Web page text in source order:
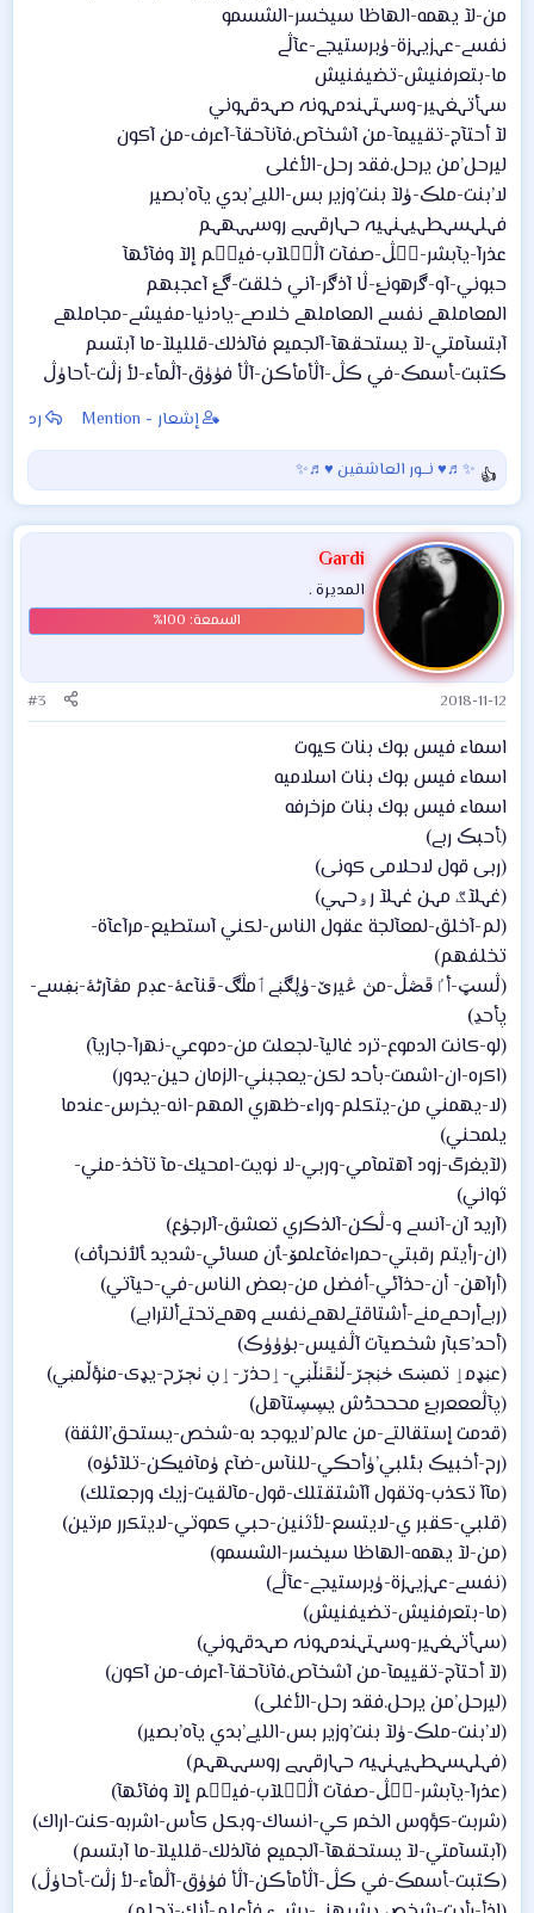
من-لآ يهمه-الهاظا سيخسر-الشسمو
نفسے-عہزيہزة-ۈبرستيجے-عآڷے
ما-بتعرفنيش-تضيفنيش
سہأتہغہير-وسہتہندمہونہ صہدقہوني
لآ أحتآج-تقييمآ-من آشخآص.فآنآحقآ-آعرف-من آكون
ليرحل’من يرحل.فقد رحل-الأغلى
لا’بنت-ملڪ-ۈلآ بنت’وزير بس-الليے’بدي يآه’بصير
فہلہسہطہيہنہيہ حہارقہہے روسہہھہم
عذرآ-يآبشر-ڪۧڷ-صفآت آڷڪۧلآب-فيڪۧم إلآ وفآئهآ
حبوني-آو-ڰرهونۓ-ڷا آذڰر-آني خلقت-ڰۓ آعجبهم
المعاملهے نفسے المعاملهے خلاصے-يادنيا-مفيشے-مجاملهے
آبتسآمتي-لآ يستحقهآ-آلجميع فآلذلك-قلليلآ-ما آبتسم
ڪتبت-ﺄسمڪ-في ڪڷ-آڷأمأڪن-آڷأ فۈۈق-آڷمأء-لأ زڷت-ﺄحاۈڷ
إشعار - Mention رد
ا
ل
ت
ف
ا
ع
ل
ا
ت
:
✨♬♥ نـــور العاشقين ♥♬✨
Gardi
المديرة .
2018-11-12
#3
اسماء فيس بوك بنات كيوت
اسماء فيس بوك بنات اسلاميه
اسماء فيس بوك بنات مزخرفه
(ﺄحبڪ ربے)
(ربى قول لاحلامى كونى)
(غہلآڰ مہن غہلآ رۅحہي)
(لم-آخلق-لمعآلجة عقول الناس-لكني آستطيع-مرآعآة-
تخلفهم)
(ڷسټ-أٵڦڞڷ-مڽ ڠيرێ-ۈڸڰڹےٲمڷڰ-ڦنآعۀ-عڊم مڨآرڻۀ-ڹڣسے-
پأحڍ)
(لو-كانت الدموع-ترد غاليآ-لجعلت من-دموعي-نهرآ-جاريآ)
(اكره-ان-اشمت-بأحد لكن-يعجبني-الزمان حين-يدور)
(لا-يهمني من-يتكلم-وراء-ظهري المهم-انه-يخرس-عندما
يلمحني)
(لآيغرگ-زود آهتمآمي-وربي-لا نويت-امحيك-مآ تآخذ-مني-
ثواني)
(آريد آن-آنسے و-ڷڪن-آلذڪري تعشق-آلرجۈع)
(ان-رأيتم رقبتي-حمراءفآعلمۆ-ﭑن مسائي-شديد ﭑلٱنحرﭑف)
(أرآهن- أن-حذآئي-أفضل من-بعض الناس-في-حيآتي)
(ربےأرحمےمنے-أشتاقتےلهمےنفسے وهمےتحتےألترابے)
(أحد’كبآر شخصيآت آڷفيس-بۈۈۈڪ)
(عڹډمٳ تمښک ڂڹڄڒ-ڵٺڦٺڵڹي-ٳحذڒ-ٳڹ ٺڄڒح-یډک-ڡٺؤڵمڹي)
(پآڷعععربۓ محححڈش يڛڛتآهل)
(قدمت إستقالتے-من عالم’لايوجد به-شخص-يستحق’الثقة)
(رح-أخبيڪ بئلبي’ۈأحڪي-للنآس-ضآع ۈمآفيڪن-تلآئۈه)
(مآآ تكذب-وتقول آآشتقتلك-قول-مآلقيت-زيك ورجعتلك)
(قلبي-كقبر ي-لايتسع-لأثنين-حبي كموتي-لايتكرر مرتين)
(من-لآ يهمه-الهاظا سيخسر-الشسمو)
(نفسے-عہزيہزة-ۈبرستيجے-عآڷے)
(ما-بتعرفنيش-تضيفنيش)
(سہأتہغہير-وسہتہندمہونہ صہدقہوني)
(لآ أحتآج-تقييمآ-من آشخآص.فآنآحقآ-آعرف-من آكون)
(ليرحل’من يرحل.فقد رحل-الأغلى)
(لا’بنت-ملڪ-ۈلآ بنت’وزير بس-الليے’بدي يآه’بصير)
(فہلہسہطہيہنہيہ حہارقہہے روسہہھہم)
(عذرآ-يآبشر-ڪۧڷ-صفآت آڷڪۧلآب-فيڪۧم إلآ وفآئهآ)
(شربت-كؤوس الخمر كي-انساك-وبكل كأس-اشربه-كنت-اراك)
(آبتسآمتي-لآ يستحقهآ-آلجميع فآلذلك-قلليلآ-ما آبتسم)
(ڪتبت-ﺄسمڪ-في ڪڷ-آڷأمأڪن-آڷأ فۈۈق-آڷمأء-لأ زڷت-ﺄحاۈڷ)